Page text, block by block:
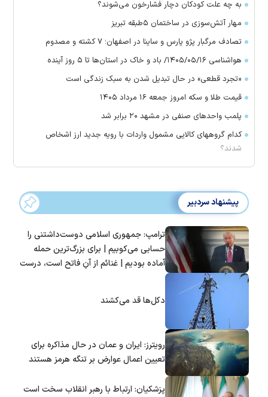
به چه علت کودکان دچار فشارخون می‌شوند؟
مهار آتش‌سوزی در ساختمان ۵‌طبقه تبریز
تصادف مرگبار پژو پارس و ساینا در اصفهان؛ ۷ کشته و مصدوم
هواشناسی ۱۴۰۵/۰۵/۱۶/ باد و خاک در استان‌ها تا ۵ روز آینده
«تجرد قطعی» در حال تبدیل شدن به سبک زندگی است
قیمت طلا و سکه امروز جمعه ۱۶ مرداد ۱۴۰۵
پلمب واحدهای صنفی در مشهد ۲۰ برابر شد
کدام گروههای کالایی مشمول واردات با رویه جدید ارز اشخاص
شدند؟
پیشنهاد سردبیر
ترامپ: جمهوری اسلامی دوست‌داشتنی را
حسابی می‌کوبیم | برای بزرگ‌ترین حمله
آماده بودیم | غنائم از آنِ فاتح است، درست
دکل‌ها قد می‌کشند
رویترز: ایران و عمان در حال مذاکره برای
تعیین اعمال عوارض بر تنگه هرمز هستند
پزشکیان: ارتباط با رهبر انقلاب سخت است